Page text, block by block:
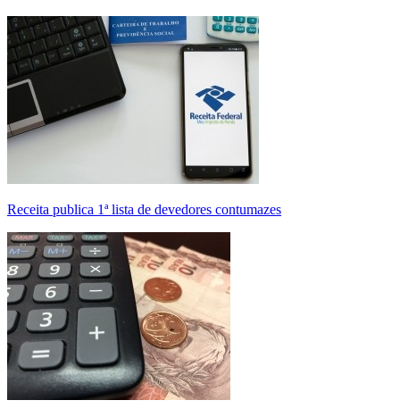
Receita publica 1ª lista de devedores contumazes